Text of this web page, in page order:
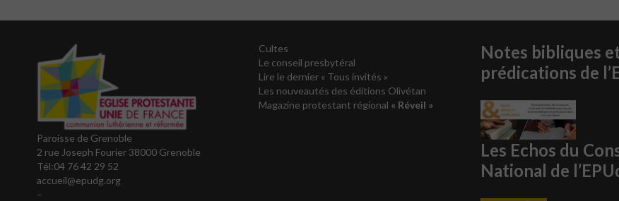
Paroisse de Grenoble
2 rue Joseph Fourier 38000 Grenoble
Tél:04 76 42 29 52
accueil@epudg.org
–
Cultes
Le conseil presbytéral
Lire le dernier « Tous invités »
Les nouveautés des éditions Olivétan
Magazine protestant régional « Réveil »
Notes bibliques
prédications de
Les Echos du
National de